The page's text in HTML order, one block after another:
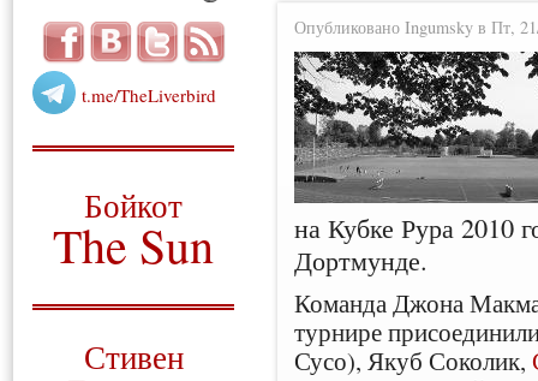
t.me/TheLiverbird
Бойкот
The Sun
Стивен
Опубликовано Ingumsky в Пт,
на Кубке Рура 2010
Дортмунде.
Команда Джона
турнире
Сусо), Якуб Соколик,